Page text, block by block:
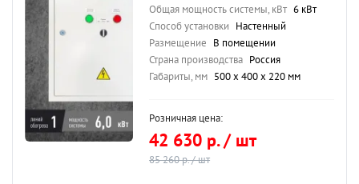
Общая мощность системы, кВт 6 кВт
Способ установки Настенный
Размещение В помещении
Страна производства Россия
Габариты, мм 500 х 400 х 220 мм
Розничная цена:
42 630 р. / шт
85 260 р. / шт